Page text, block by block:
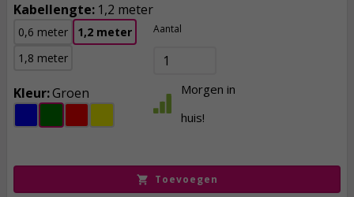
Kabellengte: 1,2 meter
0,6 meter
1,2 meter
1,8 meter
Kleur:Groen
Aantal
Morgen in
huis!
Toevoegen